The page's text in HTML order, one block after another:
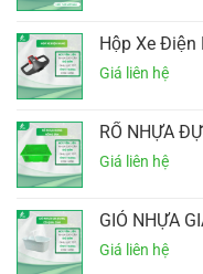
Hộp Xe Điện
RỔ NHỰA
GIỎ NHỰA